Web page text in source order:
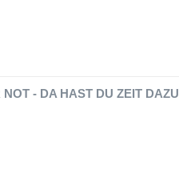
NOT - DA HAST DU ZEIT DAZU